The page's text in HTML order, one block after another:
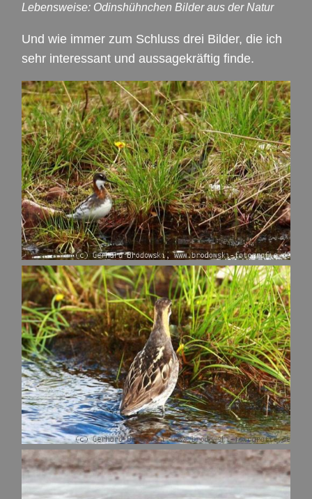
Lebensweise: Odinshühnchen Bilder aus der Natur
Und wie immer zum Schluss drei Bilder, die ich
sehr interessant und aussagekräftig finde.